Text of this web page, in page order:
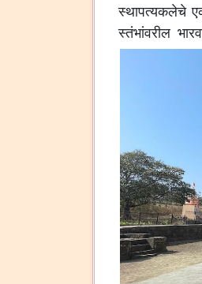
स्थापत्यकलेचे
स्तंभांवरील